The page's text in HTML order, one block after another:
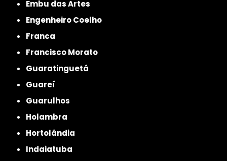
Embu das Artes
Engenheiro Coelho
Franca
Francisco Morato
Guaratinguetá
Guareí
Guarulhos
Holambra
Hortolândia
Indaiatuba